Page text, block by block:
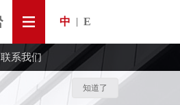
知道了
中 E
联系我们